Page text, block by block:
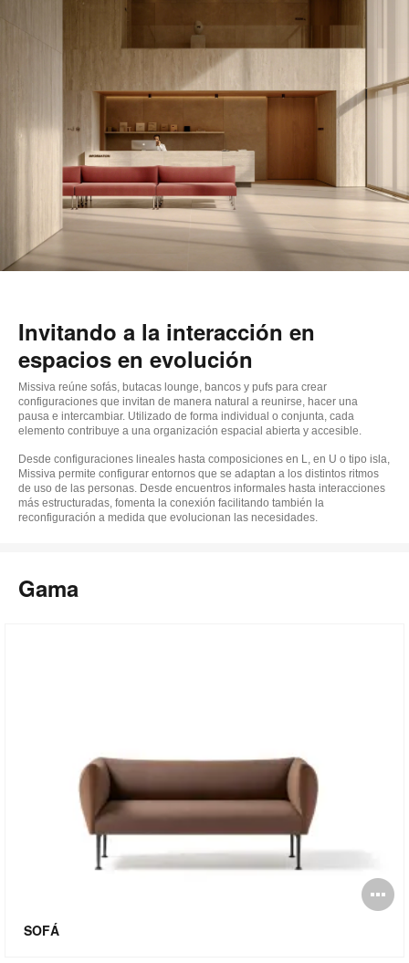
Invitando a la interacción en
espacios en evolución
Missiva reúne sofás, butacas lounge, bancos y pufs para crear
configuraciones que invitan de manera natural a reunirse, hacer una
pausa e intercambiar. Utilizado de forma individual o conjunta, cada
elemento contribuye a una organización espacial abierta y accesible.
Desde configuraciones lineales hasta composiciones en L, en U o tipo isla,
Missiva permite configurar entornos que se adaptan a los distintos ritmos
de uso de las personas. Desde encuentros informales hasta interacciones
más estructuradas, fomenta la conexión facilitando también la
reconfiguración a medida que evolucionan las necesidades.
Gama
SOFÁ